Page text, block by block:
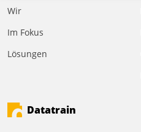
profitieren: Die nahtlose
Integration der Lösungen
Datatrain ermöglicht
Mieterbefragungen – eine
starke Grundlage für
Wir
Im Fokus
Lösungen
Datatrain